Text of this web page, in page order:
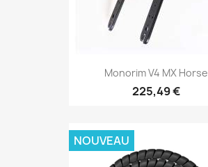
Monorim V4 MX Horse
225,49 €
NOUVEAU